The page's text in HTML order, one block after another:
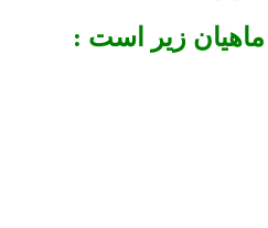
زیر است :